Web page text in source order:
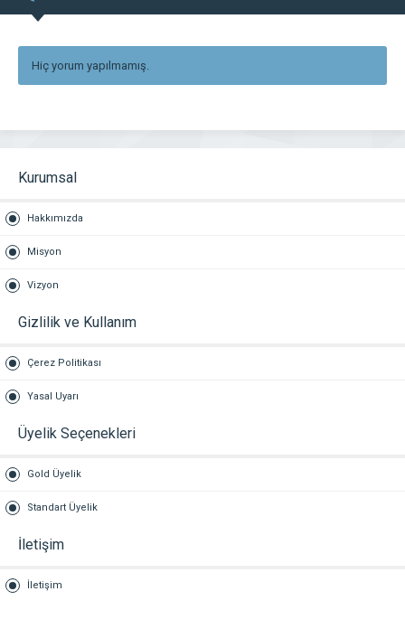
Hiç yorum yapılmamış.
Kurumsal
Hakkımızda
Misyon
Vizyon
Gizlilik ve Kullanım
Çerez Politikası
Yasal Uyarı
Üyelik Seçenekleri
Gold Üyelik
Standart Üyelik
İletişim
İletişim